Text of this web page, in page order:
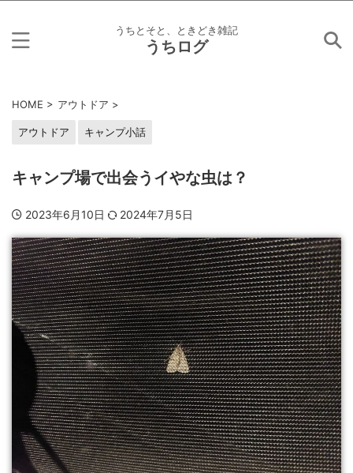
うちとそと、ときどき雑記
うちログ
HOME > アウトドア >
アウトドア キャンプ小話
キャンプ場で出会うイやな虫は？
2023年6月10日 2024年7月5日